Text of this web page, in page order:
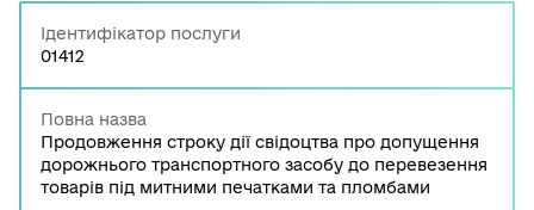
Ідентифікатор послуги
01412
Повна назва
Продовження строку дії свідоцтва про допущення
дорожнього транспортного засобу до перевезення
товарів під митними печатками та пломбами